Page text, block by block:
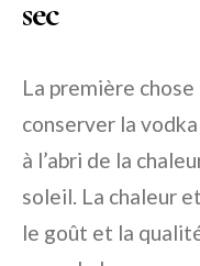
sec
La première
conserver la
à l’abri de la
soleil. La chaleur
le goût et la